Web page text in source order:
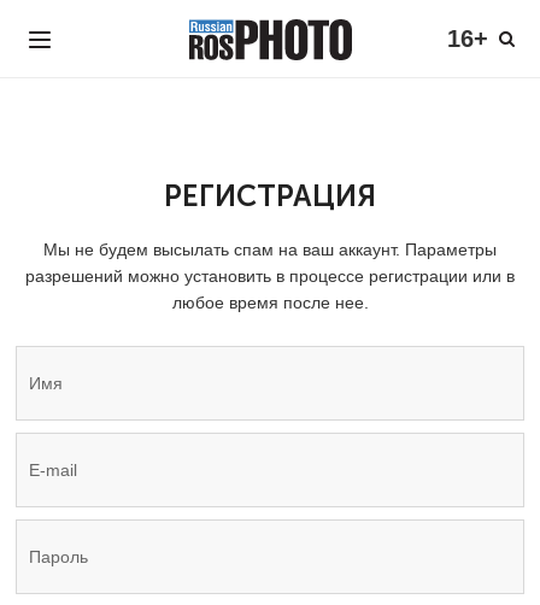
16+
РЕГИСТРАЦИЯ
Мы не будем высылать спам на ваш аккаунт. Параметры
разрешений можно установить в процессе регистрации или в
любое время после нее.